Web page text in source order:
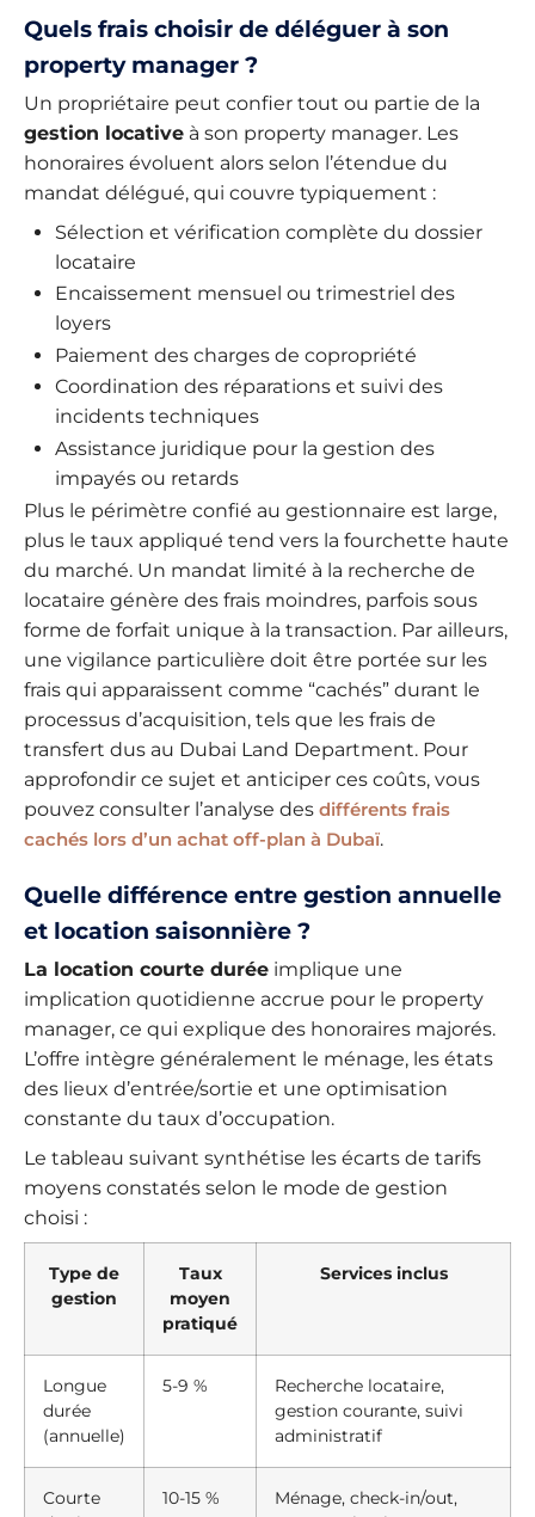
Quels frais choisir de déléguer à son
property manager ?
Un propriétaire peut confier tout ou partie de la
gestion locative à son property manager. Les
honoraires évoluent alors selon l’étendue du
mandat délégué, qui couvre typiquement :
Sélection et vérification complète du dossier
locataire
Encaissement mensuel ou trimestriel des
loyers
Paiement des charges de copropriété
Coordination des réparations et suivi des
incidents techniques
Assistance juridique pour la gestion des
impayés ou retards
Plus le périmètre confié au gestionnaire est large,
plus le taux appliqué tend vers la fourchette haute
du marché. Un mandat limité à la recherche de
locataire génère des frais moindres, parfois sous
forme de forfait unique à la transaction. Par ailleurs,
une vigilance particulière doit être portée sur les
frais qui apparaissent comme “cachés” durant le
processus d’acquisition, tels que les frais de
transfert dus au Dubai Land Department. Pour
approfondir ce sujet et anticiper ces coûts, vous
pouvez consulter l’analyse des différents frais
cachés lors d’un achat off-plan à Dubaï.
Quelle différence entre gestion annuelle
et location saisonnière ?
La location courte durée implique une
implication quotidienne accrue pour le property
manager, ce qui explique des honoraires majorés.
L’offre intègre généralement le ménage, les états
des lieux d’entrée/sortie et une optimisation
constante du taux d’occupation.
Le tableau suivant synthétise les écarts de tarifs
moyens constatés selon le mode de gestion
choisi :
Type de
gestion
Taux
moyen
pratiqué
Services inclus
Longue
durée
(annuelle)
5-9 %
Recherche locataire,
gestion courante, suivi
administratif
Courte
10-15 %
Ménage, check-in/out,